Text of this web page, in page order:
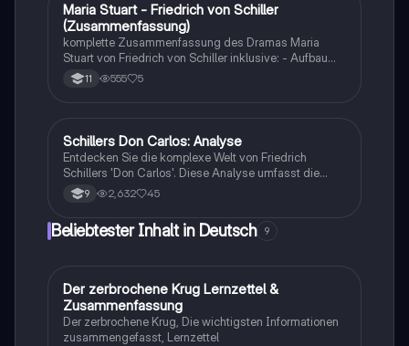
Deutsch
Maria Stuart - Friedrich von Schiller
(Zusammenfassung)
komplette Zusammenfassung des Dramas Maria
Stuart von Friedrich von Schiller inklusive: - Aufbau
(geschlossenes Drama, pyramidaler Aufbau und
Euripides Methode) - Stilmittel (Stilmittel, Metrum und
11 555 5
Deutsch
Schillers Don Carlos: Analyse
Entdecken Sie die komplexe Welt von Friedrich
Schillers 'Don Carlos'. Diese Analyse umfasst die
biographische Einordnung, die Figurenkonstellation,
den Inhalt und die Epochen des Werkes. Ideal für
Studierende, die sich mit den Themen Sturm und
Drang sowie Klassik auseinandersetzen möchten.
bedeutenden Werk der deutschen Literatur.
9 2,632 45
Beliebtester Inhalt in Deutsch 9
Deutsch
Der zerbrochene Krug Lernzettel &
Zusammenfassung
Der zerbrochene Krug, Die wichtigsten Informationen
zusammengefasst, Lernzettel